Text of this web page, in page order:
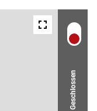
Geschlossen